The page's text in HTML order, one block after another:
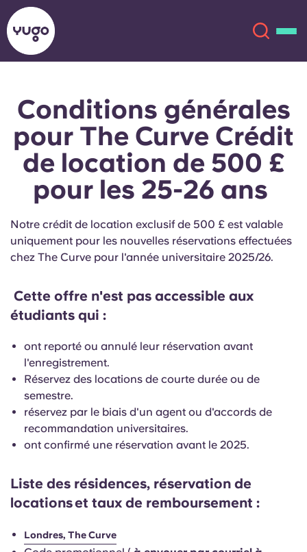
À propos
Lieux
Plus
English (US)
Español
Deutsch
Sélectionnez un pays
Sélectionnez une ville
Choisissez une résidence
Se connecter
English (GB)
English (US)
Chinese Español
Català Deutsch
Italian French
Portuguese
Conditions générales
pour The Curve Crédit
de location de 500 £
pour les 25-26 ans
Notre crédit de location exclusif de 500 £ est valable
uniquement pour les nouvelles réservations effectuées
chez The Curve pour l'année universitaire 2025/26.
Cette offre n'est pas accessible aux
étudiants qui :
ont reporté ou annulé leur réservation avant
l'enregistrement.
Réservez des locations de courte durée ou de
semestre.
réservez par le biais d'un agent ou d'accords de
recommandation universitaires.
ont confirmé une réservation avant le 2025.
Liste des résidences, réservation de
locationset taux de remboursement :
Londres, The Curve